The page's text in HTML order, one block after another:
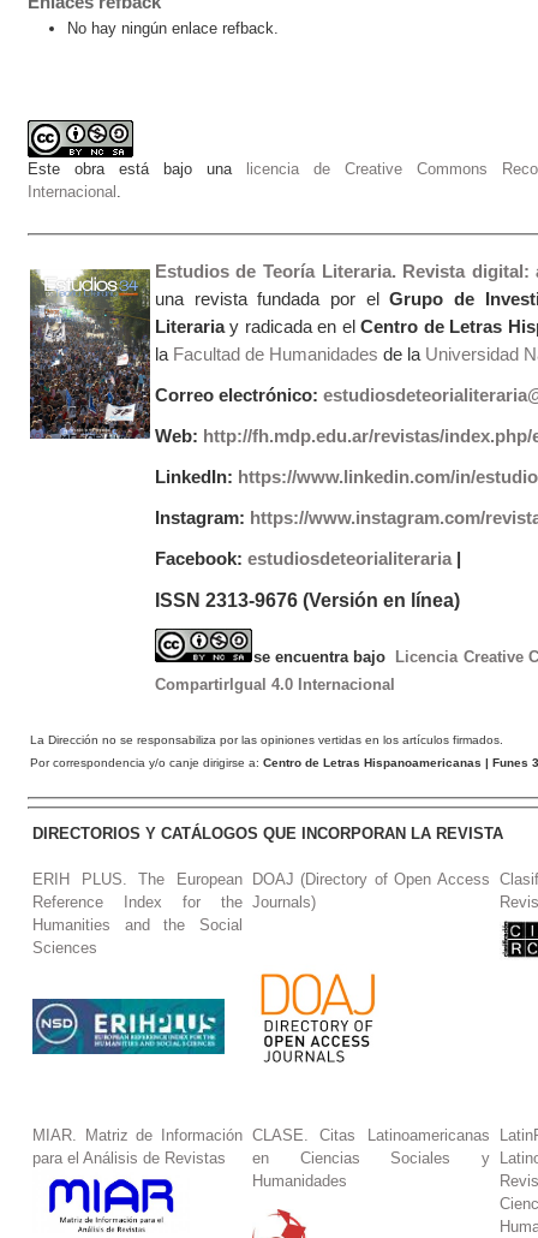
No hay ningún enlace refback.
Este obra está bajo una
licencia de Creative Commons
Internacional
Estudios de Teoría Literaria. Revista
una revista fundada por elGrupo de
Literariay radicada en elCentro de Letras
la Facultad de Humanidades de laUniversidad
Correo electrónico:
Web: http://fh.mdp.edu.ar/revistas/index.php/
LinkedIn: https://www.linkedin.com/in/
Instagram: https://www.instagram.com/
Facebook: estudiosdeteorialiteraria|
ISSN 2313-9676 (Versión en línea)
se encuentra bajo
Licencia Creative
CompartirIgual 4.0 Internacional
La Dirección no se responsabiliza por las opiniones vertidas en los artículos firmados.
Por correspondencia y/o canje dirigirse a: Centro de Letras Hispanoamericanas | Funes
DIRECTORIOS Y CATÁLOGOS QUE INCORPORAN LA REVISTA
ERIH PLUS. The European
Reference Index for the
Humanities and the Social
Sciences
DOAJ (Directory of Open Access
Journals)
MIAR. Matriz de Información
para el Análisis de Revistas
CLASE. Citas Latinoamericanas
en Ciencias Sociales y
Humanidades